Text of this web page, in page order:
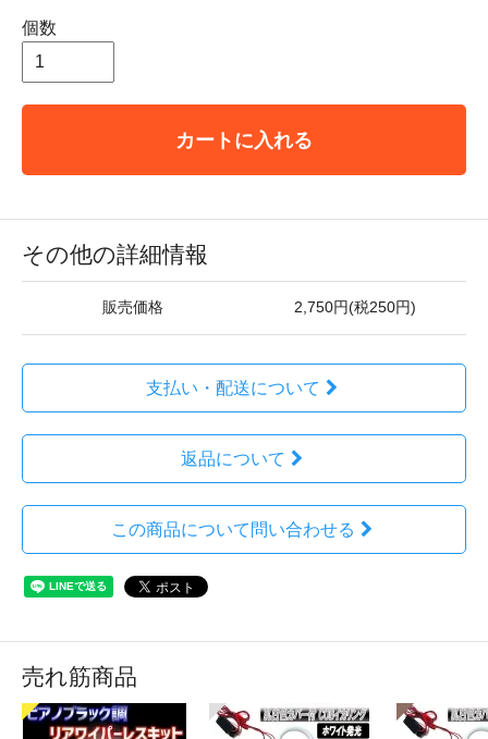
個数
カートに入れる
その他の詳細情報
販売価格 2,750円(税250円)
支払い・配送について
返品について
この商品について問い合わせる
売れ筋商品